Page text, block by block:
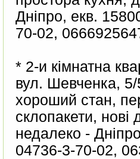
Дніпро, екв.
70-02,
* 2-и кімнатна
вул. Шевченка,
хороший стан,
склопакети, нові
недалеко -
04736-3-70-02,